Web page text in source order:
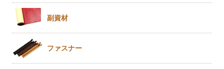
副資材
ファスナー